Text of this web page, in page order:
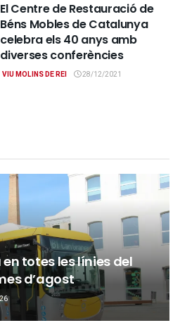
El Centre de Restauració de
Béns Mobles de Catalunya
celebra els 40 anys amb
diverses conferències
VIU MOLINS DE REI 28/12/2021
totes les línies del
d’agost